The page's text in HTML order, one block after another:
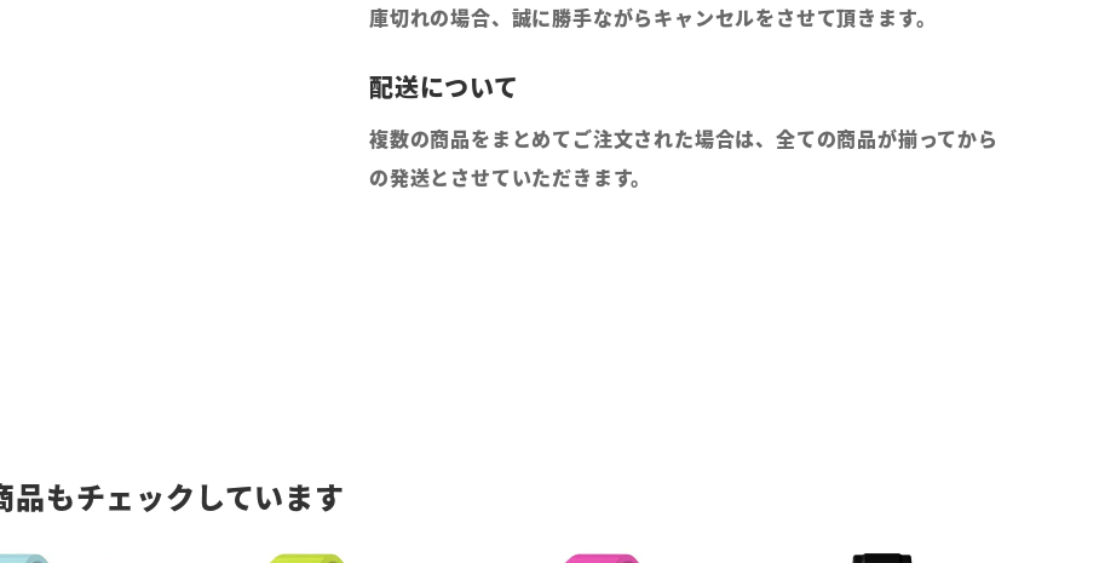
庫切れの場合、誠に勝手ながらキャンセルをさせて頂きます。
複数の商品をまとめてご注文された場合は、全ての商品が揃ってから
の発送とさせていただきます。
もチェックしています